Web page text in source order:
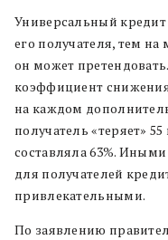
Универсальный кредит
его получателя, тем
он может
коэффициент снижения
на каждом
получатель «теряет»
составляла 63%.
для получателей
привлекательными.
По заявлению